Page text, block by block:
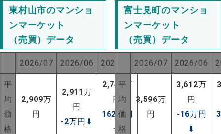
東村山市のマンショ
ンマーケット
（売買）データ
2026/07 2026/06 2025/07
平
均
価
格
2,909万
円
2,911万
円
-2万円 ⬇
2,747万
円
162 万円
⬆
富士見町のマンショ
ンマーケット
（売買）データ
2026/07 2026/06
平
均
価
格
3,596万
円
3,612万
円
-16万円
⬇